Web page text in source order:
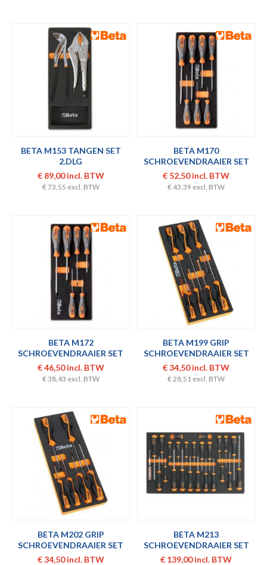
BETA M153 TANGEN SET
2.DLG
€ 89,00 incl. BTW
€ 73,55 excl. BTW
BETA M170
SCHROEVENDRAAIER SET
7.DLG
€ 52,50 incl. BTW
€ 43,39 excl. BTW
BETA M172
SCHROEVENDRAAIER SET
6.DLG
€ 46,50 incl. BTW
€ 38,43 excl. BTW
BETA M199 GRIP
SCHROEVENDRAAIER SET
7.DLG
€ 34,50 incl. BTW
€ 28,51 excl. BTW
BETA M202 GRIP
SCHROEVENDRAAIER SET
6.DLG
€ 34,50 incl. BTW
BETA M213
SCHROEVENDRAAIER SET
€ 139,00 incl. BTW